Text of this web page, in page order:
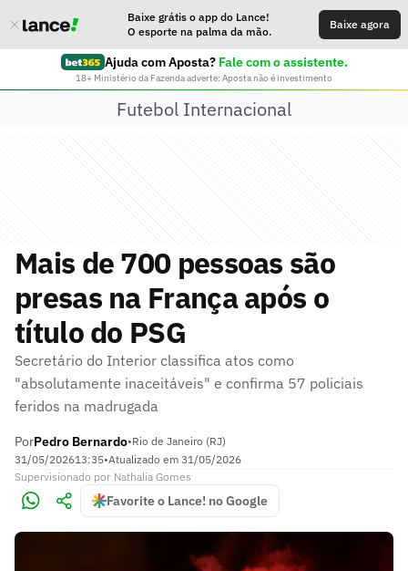
Baixe grátis o app do Lance!
O esporte na palma da mão.
Baixe agora
Ajuda com Aposta? Fale com o assistente.
18+ Ministério da Fazenda adverte: Aposta não é investimento
Futebol Internacional
Mais de 700 pessoas são
presas na França após o
título do PSG
Secretário do Interior classifica atos como
"absolutamente inaceitáveis" e confirma 57 policiais
feridos na madrugada
PorPedro Bernardo•Rio de Janeiro (RJ)
31/05/202613:35•Atualizado em 31/05/2026
Supervisionado por Nathalia Gomes
Favorite o Lance! no Google